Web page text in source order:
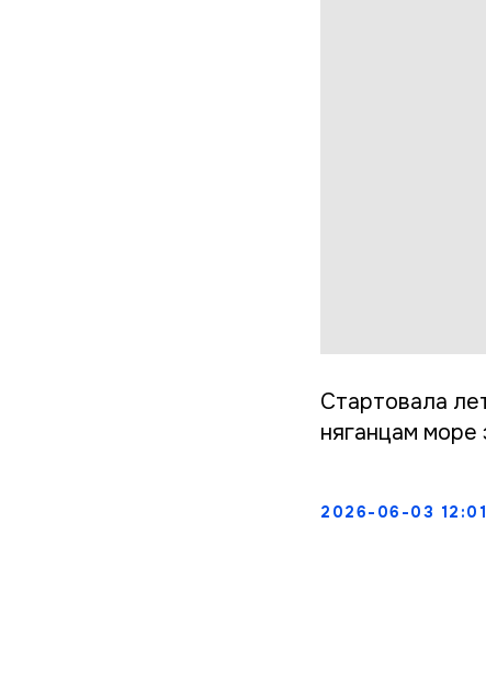
Стартовала
няганцам море
2026-06-03 12:01